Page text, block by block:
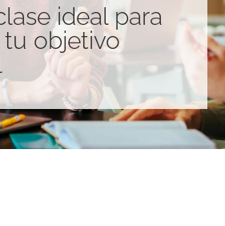
ideal para
tu objetivo